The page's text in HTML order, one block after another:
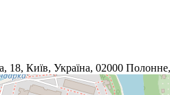
18, Київ, Україна, 02000 Полонне,